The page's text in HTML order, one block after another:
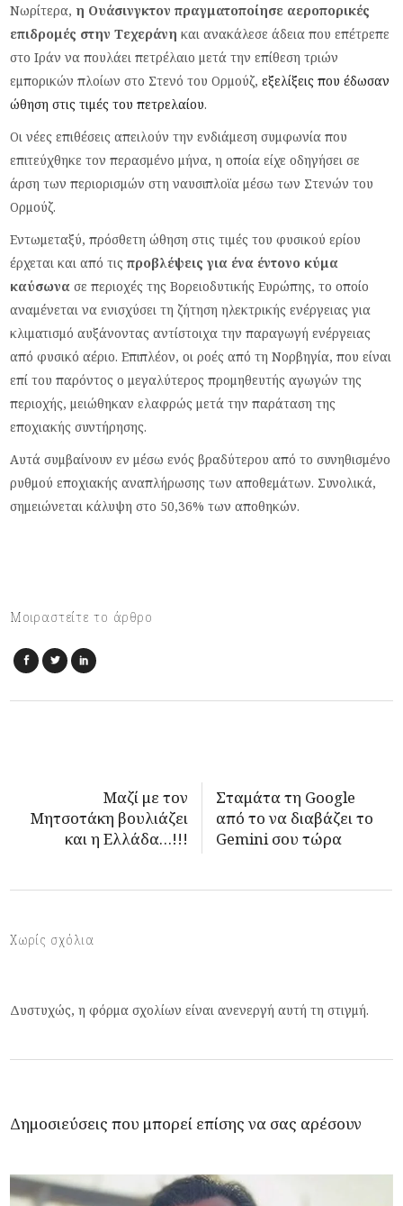
Νωρίτερα, η Ουάσινγκτον πραγματοποίησε αεροπορικές
επιδρομές στην Τεχεράνη και ανακάλεσε άδεια που επέτρεπε
στο Ιράν να πουλάει πετρέλαιο μετά την επίθεση τριών
εμπορικών πλοίων στο Στενό του Ορμούζ,εξελίξεις που έδωσαν
ώθηση στις τιμές του πετρελαίου.
Οι νέες επιθέσεις απειλούν την ενδιάμεση συμφωνία που
επιτεύχθηκε τον περασμένο μήνα, η οποία είχε οδηγήσει σε
άρση των περιορισμών στη ναυσιπλοϊα μέσω των Στενών του
Ορμούζ.
Εντωμεταξύ, πρόσθετη ώθηση στις τιμές του φυσικού ερίου
έρχεται και από τις προβλέψεις για ένα έντονο κύμα
καύσωνα σε περιοχές της Βορειοδυτικής Ευρώπης, το οποίο
αναμένεται να ενισχύσει τη ζήτηση ηλεκτρικής ενέργειας για
κλιματισμό αυξάνοντας αντίστοιχα την παραγωγή ενέργειας
από φυσικό αέριο. Επιπλέον, οι ροές από τη Νορβηγία, που είναι
επί του παρόντος ο μεγαλύτερος προμηθευτής αγωγών της
περιοχής, μειώθηκαν ελαφρώς μετά την παράταση της
εποχιακής συντήρησης.
Αυτά συμβαίνουν εν μέσω ενός βραδύτερου από το συνηθισμένο
ρυθμού εποχιακής αναπλήρωσης των αποθεμάτων. Συνολικά,
σημειώνεται κάλυψη στο 50,36% των αποθηκών.
Μοιραστείτε το άρθρο
Μαζί με τον
Μητσοτάκη βουλιάζει
και η Ελλάδα…!!!
Σταμάτα τη Google
από το να διαβάζει το
Gemini σου τώρα
Χωρίς σχόλια
Δυστυχώς, η φόρμα σχολίων είναι ανενεργή αυτή τη στιγμή.
Δημοσιεύσεις που μπορεί επίσης να σας αρέσουν